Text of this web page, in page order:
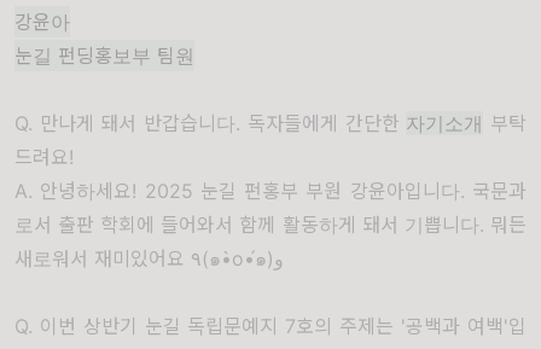
강윤아
눈길 펀딩홍보부 팀원
Q. 만나게 돼서 반갑습니다. 독자들에게 간단한 자기소개 부탁
드려요!
A. 안녕하세요! 2025 눈길 펀홍부 부원 강윤아입니다. 국문과
로서 출판 학회에 들어와서 함께 활동하게 돼서 기쁩니다. 뭐든
새로워서 재미있어요 ٩(๑•̀o•́๑)و
Q. 이번 상반기 눈길 독립문예지 7호의 주제는 '공백과 여백'입